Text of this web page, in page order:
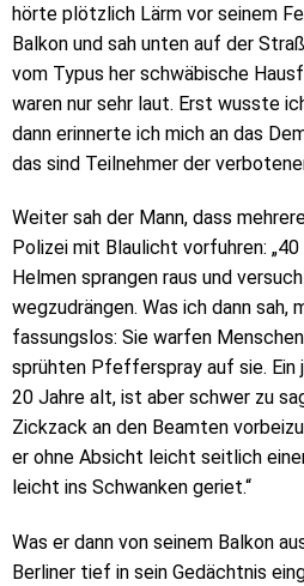
hörte plötzlich Lärm vor seinem
Balkon und sah unten auf der
vom Typus her schwäbische
waren nur sehr laut. Erst wusste
dann erinnerte ich mich an das
das sind Teilnehmer der
Weiter sah der Mann, dass
Polizei mit Blaulicht vorfuhren:
Helmen sprangen raus und
wegzudrängen. Was ich dann sah,
fassungslos: Sie warfen
sprühten Pfefferspray auf sie. Ein
20 Jahre alt, ist aber schwer zu
Zickzack an den Beamten
er ohne Absicht leicht seitlich
leicht ins Schwanken geriet.“
Was er dann von seinem Balkon
Berliner tief in sein Gedächtnis